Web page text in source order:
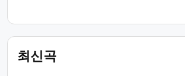
최신곡